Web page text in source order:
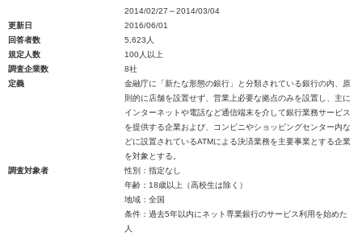
2014/02/27～2014/03/04
更新日
2016/06/01
回答者数
5,623人
規定人数
100人以上
調査企業数
8社
定義
金融庁に「新たな形態の銀行」と分類されている銀行の内、原
則的に店舗を設置せず、営業上必要な拠点のみを設置し、主に
インターネットや電話など通信端末を介して銀行業務サービス
を提供する企業および、コンビニやショッピングセンター内な
どに設置されているATMによる決済業務を主要事業とする企業
を対象とする。
調査対象者
性別：指定なし
年齢：18歳以上（高校生は除く）
地域：全国
条件：過去5年以内にネット専業銀行のサービス利用を始めた
人